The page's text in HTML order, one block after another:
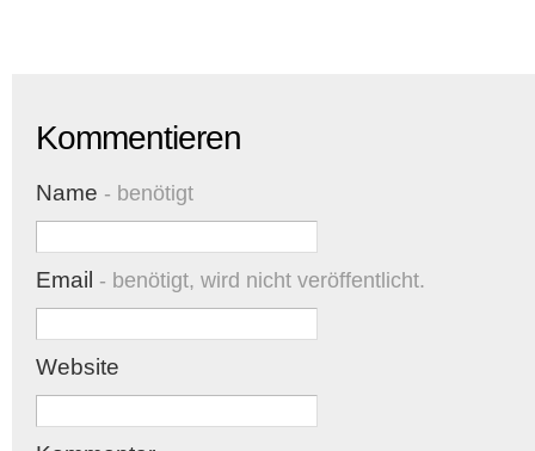
Kommentieren
Name - benötigt
Email - benötigt, wird nicht veröffentlicht.
Website